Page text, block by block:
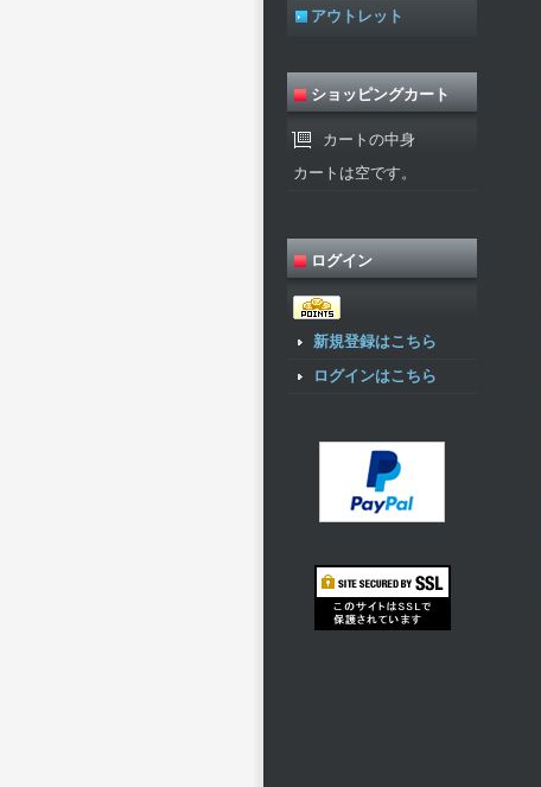
アウトレット
ショッピングカート
カートの中身
カートは空です。
ログイン
新規登録はこちら
ログインはこちら